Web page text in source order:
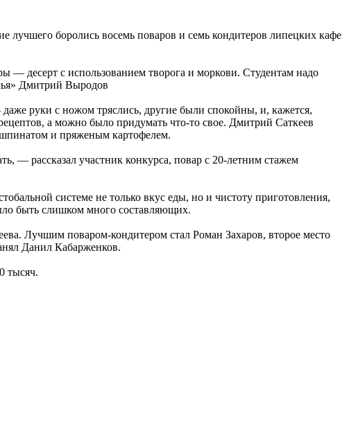
лучшего боролись восемь поваров и семь кондитеров липецких кафе
— десерт с использованием творога и моркови. Студентам надо
Дмитрий Выродов
руки с ножом тряслись, другие были спокойны, и, кажется,
а можно было придумать что-то свое. Дмитрий Саткеев
и пряженым картофелем.
— рассказал участник конкурса, повар с 20-летним стажем
системе не только вкус еды, но и чистоту приготовления,
быть слишком много составляющих.
Лучшим поваром-кондитером стал Роман Захаров, второе место
Данил Кабарженков.
тысяч.